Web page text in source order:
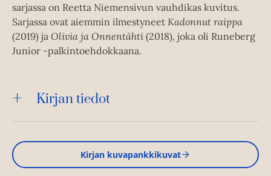
sarjassa on Reetta Niemensivun vauhdikas kuvitus.
Sarjassa ovat aiemmin ilmestyneet Kadonnut raippa
(2019) ja Olivia ja Onnentähti (2018), joka oli Runeberg
Junior -palkintoehdokkaana.
Kirjan tiedot
Kirjan kuvapankkikuvat